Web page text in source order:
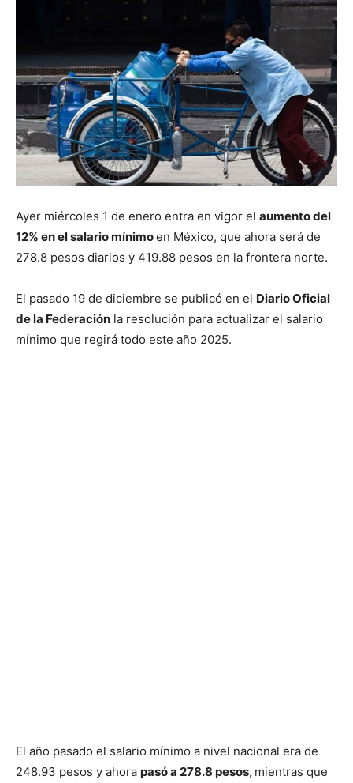
Ayer miércoles 1 de enero entra en vigor el aumento del
12% en el salario mínimoen México, que ahora será de
278.8 pesos diarios y 419.88 pesos en la frontera norte.
El pasado 19 de diciembre se publicó en el Diario Oficial
de la Federación la resolución para actualizar el salario
mínimo que regirá todo este año 2025.
El año pasado el salario mínimo a nivel nacional era de
248.93 pesos y ahora pasó a 278.8 pesos, mientras que